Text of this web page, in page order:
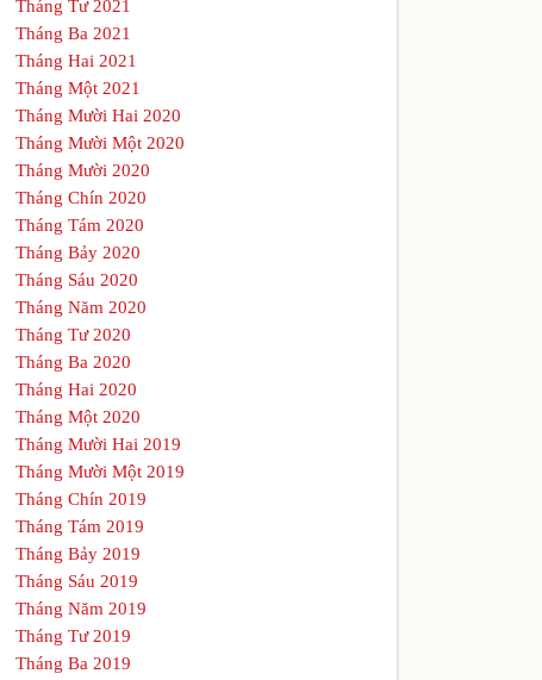
Tháng Tư 2021
Tháng Ba 2021
Tháng Hai 2021
Tháng Một 2021
Tháng Mười Hai 2020
Tháng Mười Một 2020
Tháng Mười 2020
Tháng Chín 2020
Tháng Tám 2020
Tháng Bảy 2020
Tháng Sáu 2020
Tháng Năm 2020
Tháng Tư 2020
Tháng Ba 2020
Tháng Hai 2020
Tháng Một 2020
Tháng Mười Hai 2019
Tháng Mười Một 2019
Tháng Chín 2019
Tháng Tám 2019
Tháng Bảy 2019
Tháng Sáu 2019
Tháng Năm 2019
Tháng Tư 2019
Tháng Ba 2019